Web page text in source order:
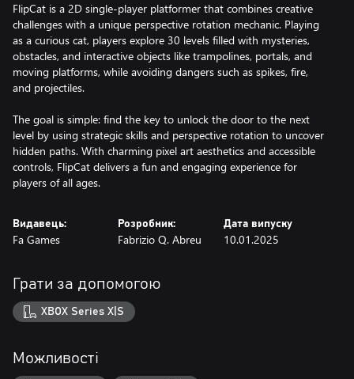
FlipCat is a 2D single-player platformer that combines creative
challenges with a unique perspective rotation mechanic. Playing
as a curious cat, players explore 30 levels filled with mysteries,
obstacles, and interactive objects like trampolines, portals, and
moving platforms, while avoiding dangers such as spikes, fire,
and projectiles.
The goal is simple: find the key to unlock the door to the next
level by using strategic skills and perspective rotation to uncover
hidden paths. With charming pixel art aesthetics and accessible
controls, FlipCat delivers a fun and engaging experience for
players of all ages.
Видавець:
Fa Games
Розробник:
Fabrizio Q. Abreu
Дата випуску
10.01.2025
Грати за допомогою
XBOX Series X|S
Можливості